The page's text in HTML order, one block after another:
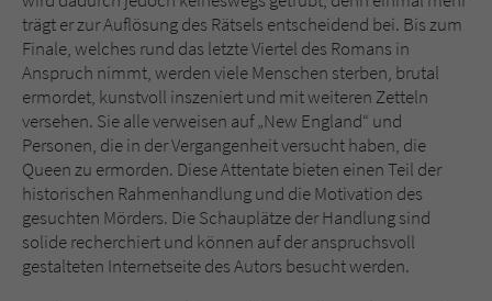
trägt er zur Auflösung des Rätsels entscheidend bei. Bis zum
Finale, welches rund das letzte Viertel des Romans in
Anspruch nimmt, werden viele Menschen sterben, brutal
ermordet, kunstvoll inszeniert und mit weiteren Zetteln
versehen. Sie alle verweisen auf „New England“ und
Personen, die in der Vergangenheit versucht haben, die
Queen zu ermorden. Diese Attentate bieten einen Teil der
historischen Rahmenhandlung und die Motivation des
gesuchten Mörders. Die Schauplätze der Handlung sind
solide recherchiert und können auf der anspruchsvoll
gestalteten Internetseite des Autors besucht werden.